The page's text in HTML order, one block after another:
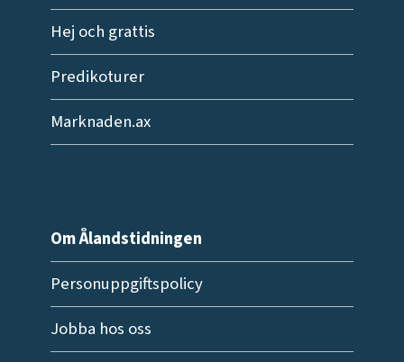
Hej och grattis
Predikoturer
Marknaden.ax
Om Ålandstidningen
Personuppgiftspolicy
Jobba hos oss